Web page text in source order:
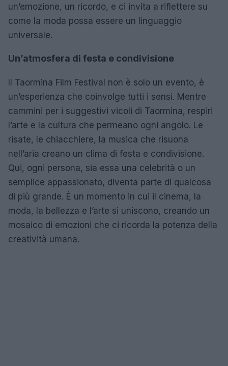
un’emozione, un ricordo, e ci invita a riflettere su
come la moda possa essere un linguaggio
universale.
Un’atmosfera di festa e condivisione
Il Taormina Film Festival non è solo un evento, è
un’esperienza che coinvolge tutti i sensi. Mentre
cammini per i suggestivi vicoli di Taormina, respiri
l’arte e la cultura che permeano ogni angolo. Le
risate, le chiacchiere, la musica che risuona
nell’aria creano un clima di festa e condivisione.
Qui, ogni persona, sia essa una celebrità o un
semplice appassionato, diventa parte di qualcosa
di più grande. È un momento in cui il cinema, la
moda, la bellezza e l’arte si uniscono, creando un
mosaico di emozioni che ci ricorda la potenza della
creatività umana.